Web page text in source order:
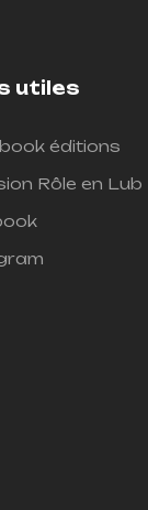
utiles
éditions
Rôle en Lub